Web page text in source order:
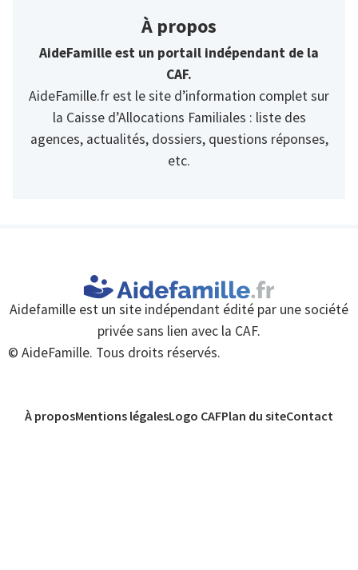
À propos
AideFamille est un portail indépendant de la
CAF.
AideFamille.fr est le site d’information complet sur
la Caisse d’Allocations Familiales : liste des
agences, actualités, dossiers, questions réponses,
etc.
Aidefamille est un site indépendant édité par une société
privée sans lien avec la CAF.
© AideFamille. Tous droits réservés.
À proposMentions légalesLogo CAFPlan du siteContact